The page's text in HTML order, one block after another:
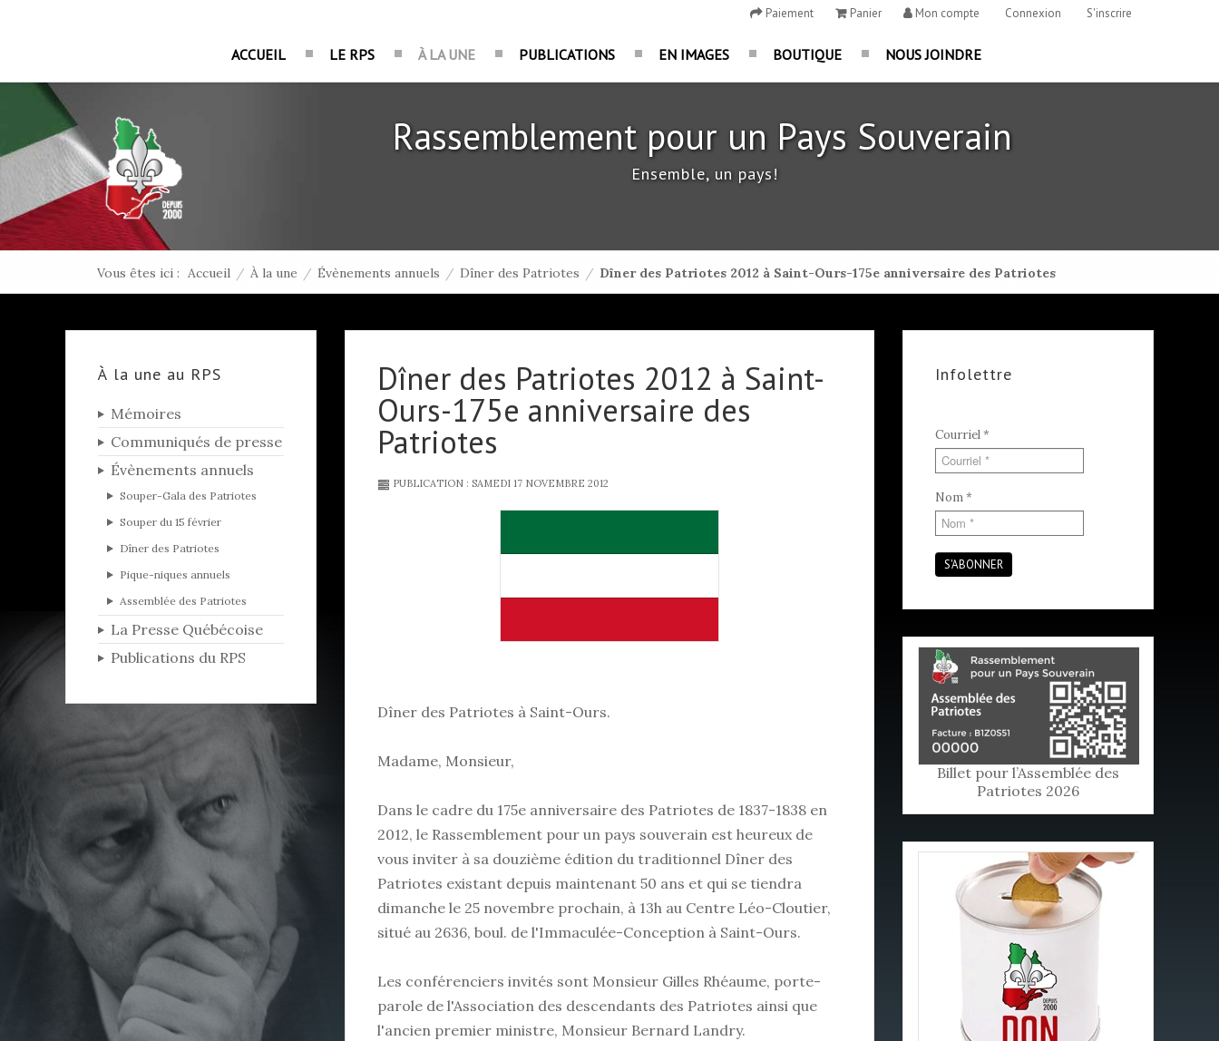
Paiement Panier Mon compte Connexion S'inscrire
ACCUEIL LE RPS À LA UNE PUBLICATIONS EN IMAGES BOUTIQUE NOUS JOINDRE
Rassemblement pour un Pays Souverain
Ensemble, un pays!
Vous êtes ici : Accueil / À la une / Évènements annuels / Dîner des Patriotes / Dîner des Patriotes 2012 à Saint-Ours-175e anniversaire des Patriotes
À la une au RPS
Mémoires
Communiqués de presse
Évènements annuels
Souper-Gala des Patriotes
Souper du 15 février
Dîner des Patriotes
Pique-niques annuels
Assemblée des Patriotes
La Presse Québécoise
Publications du RPS
Dîner des Patriotes 2012 à Saint-
Ours-175e anniversaire des
Patriotes
PUBLICATION : SAMEDI 17 NOVEMBRE 2012
Dîner des Patriotes à Saint-Ours.
Madame, Monsieur,
Dans le cadre du 175e anniversaire des Patriotes de 1837-1838 en
2012, le Rassemblement pour un pays souverain est heureux de
vous inviter à sa douzième édition du traditionnel Dîner des
Patriotes existant depuis maintenant 50 ans et qui se tiendra
dimanche le 25 novembre prochain, à 13h au Centre Léo-Cloutier,
situé au 2636, boul. de l'Immaculée-Conception à Saint-Ours.
Les conférenciers invités sont Monsieur Gilles Rhéaume, porte-
parole de l'Association des descendants des Patriotes ainsi que
l'ancien premier ministre, Monsieur Bernard Landry.
Infolettre
Courriel*
Nom*
S'ABONNER
Billet pour l’Assemblée des
Patriotes 2026